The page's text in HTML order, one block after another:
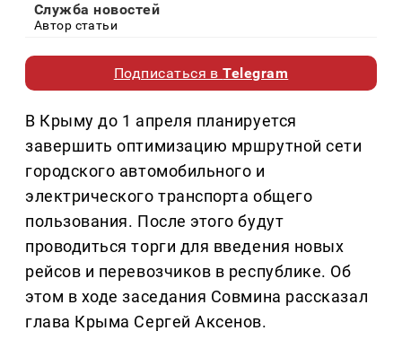
Служба новостей
Автор статьи
Подписаться вTelegram
В Крыму до 1 апреля планируется
завершить оптимизацию мршрутной сети
городского автомобильного и
электрического транспорта общего
пользования. После этого будут
проводиться торги для введения новых
рейсов и перевозчиков в республике. Об
этом в ходе заседания Совмина рассказал
глава Крыма Сергей Аксенов.